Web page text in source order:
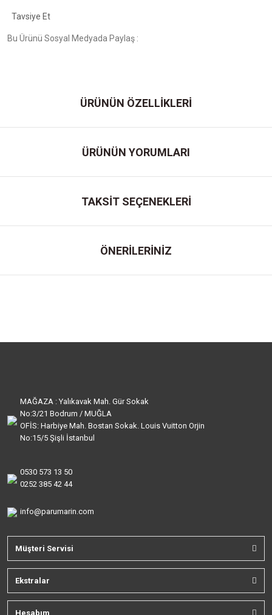
Tavsiye Et
Bu Ürünü Sosyal Medyada Paylaş :
ÜRÜNÜN ÖZELLİKLERİ
ÜRÜNÜN YORUMLARI
TAKSİT SEÇENEKLERİ
ÖNERİLERİNİZ
MAĞAZA : Yalıkavak Mah. Gür Sokak
No:3/21 Bodrum / MUĞLA
OFİS: Harbiye Mah. Bostan Sokak. Louis Vuitton Orjin
No:15/5 Şişli İstanbul
0530 573 13 50
0252 385 42 44
info@parumarin.com
Müşteri Servisi
Ekstralar
Hesabım